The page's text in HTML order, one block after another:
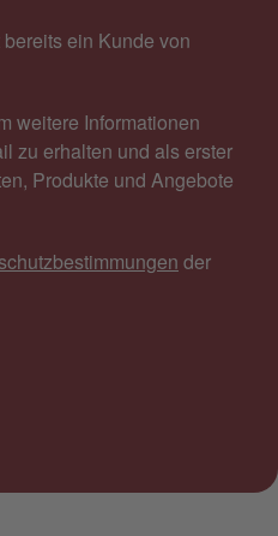
ein Kunde von
weitere Informationen
zu erhalten und als erster
Produkte und Angebote
der